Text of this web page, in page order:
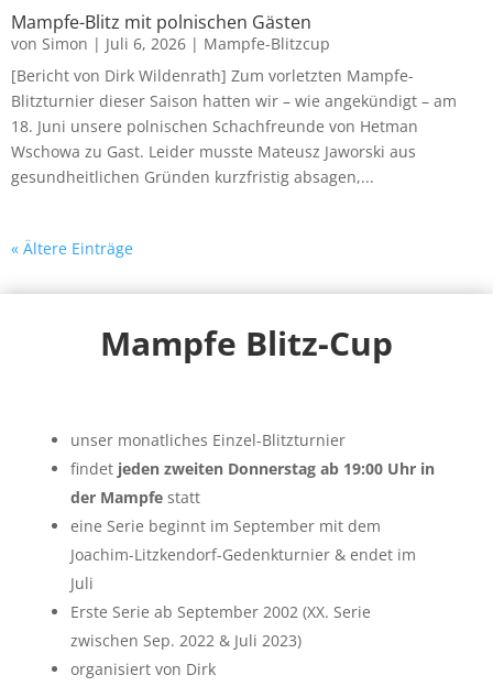
Mampfe-Blitz mit polnischen Gästen
von Simon | Juli 6, 2026 | Mampfe-Blitzcup
[Bericht von Dirk Wildenrath] Zum vorletzten Mampfe-
Blitzturnier dieser Saison hatten wir – wie angekündigt – am
18. Juni unsere polnischen Schachfreunde von Hetman
Wschowa zu Gast. Leider musste Mateusz Jaworski aus
gesundheitlichen Gründen kurzfristig absagen,...
« Ältere Einträge
Mampfe Blitz-Cup
unser monatliches Einzel-Blitzturnier
findet jeden zweiten Donnerstag ab 19:00 Uhr in
der Mampfe statt
eine Serie beginnt im September mit dem
Joachim-Litzkendorf-Gedenkturnier & endet im
Juli
Erste Serie ab September 2002 (XX. Serie
zwischen Sep. 2022 & Juli 2023)
organisiert von Dirk